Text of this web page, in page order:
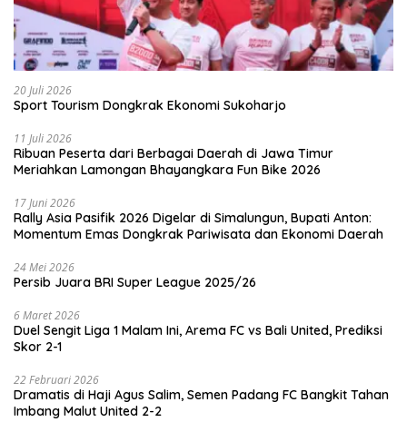
20 Juli 2026
Sport Tourism Dongkrak Ekonomi Sukoharjo
11 Juli 2026
Ribuan Peserta dari Berbagai Daerah di Jawa Timur
Meriahkan Lamongan Bhayangkara Fun Bike 2026
17 Juni 2026
Rally Asia Pasifik 2026 Digelar di Simalungun, Bupati Anton:
Momentum Emas Dongkrak Pariwisata dan Ekonomi Daerah
24 Mei 2026
Persib Juara BRI Super League 2025/26
6 Maret 2026
Duel Sengit Liga 1 Malam Ini, Arema FC vs Bali United, Prediksi
Skor 2-1
22 Februari 2026
Dramatis di Haji Agus Salim, Semen Padang FC Bangkit Tahan
Imbang Malut United 2-2